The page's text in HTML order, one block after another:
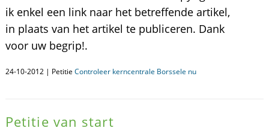
ik enkel een link naar het betreffende artikel,
in plaats van het artikel te publiceren. Dank
voor uw begrip!.
24-10-2012 | Petitie Controleer kerncentrale Borssele nu
Petitie van start